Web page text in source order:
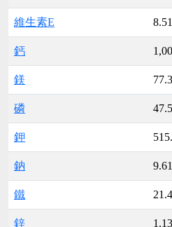
維生素E 8.51
鈣
鎂
磷
鉀
鈉 9.61
鐵
鋅 1.13